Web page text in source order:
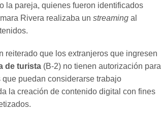
la pareja, quienes fueron identificados
Rivera realizaba un streaming al
reiterado que los extranjeros que ingresen
de turista (B-2) no tienen autorización para
puedan considerarse trabajo
la creación de contenido digital con fines